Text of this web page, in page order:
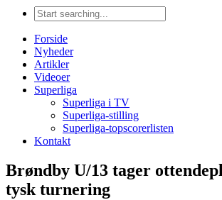
Forside
Nyheder
Artikler
Videoer
Superliga
Superliga i TV
Superliga-stilling
Superliga-topscorerlisten
Kontakt
Brøndby U/13 tager
tysk turnering